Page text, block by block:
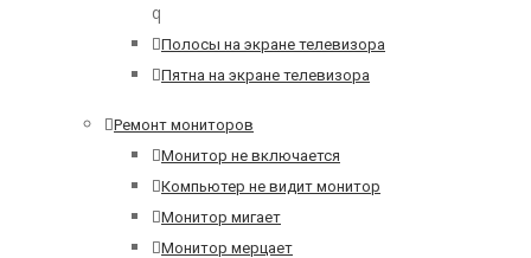
q
Полосы на экране телевизора
Пятна на экране телевизора
Ремонт мониторов
Монитор не включается
Компьютер не видит монитор
Монитор мигает
Монитор мерцает